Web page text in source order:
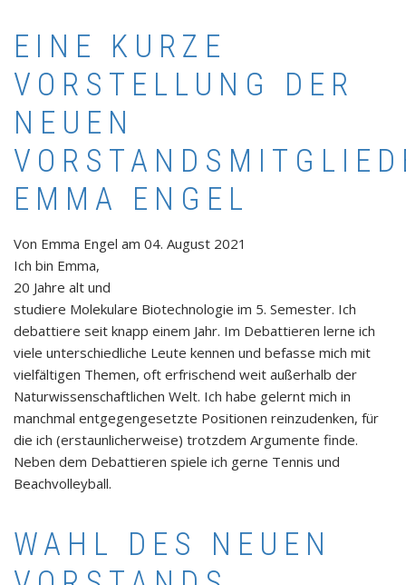
EINE KURZE
VORSTELLUNG DER
NEUEN
EMMA ENGEL
Von Emma Engel am 04. August 2021
Ich bin Emma,
20 Jahre alt und
studiere Molekulare Biotechnologie im 5. Semester. Ich
debattiere seit knapp einem Jahr. Im Debattieren lerne ich
viele unterschiedliche Leute kennen und befasse mich mit
vielfältigen Themen, oft erfrischend weit außerhalb der
Naturwissenschaftlichen Welt. Ich habe gelernt mich in
manchmal entgegengesetzte Positionen reinzudenken, für
die ich (erstaunlicherweise) trotzdem Argumente finde.
Neben dem Debattieren spiele ich gerne Tennis und
Beachvolleyball.
WAHL DES NEUEN